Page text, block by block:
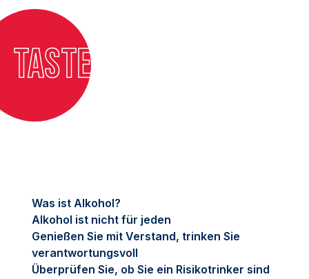
Taste It Smart
Was ist Alkohol?
Alkohol ist nicht für jeden
Genießen Sie mit Verstand, trinken Sie
verantwortungsvoll
Überprüfen Sie, ob Sie ein Risikotrinker sind